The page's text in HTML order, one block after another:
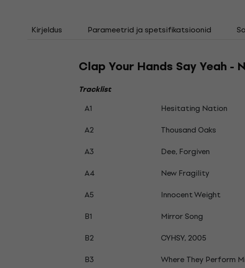
Kirjeldus Parameetrid ja spetsifikatsioonid
Clap Your Hands Say Yeah
Tracklist
A1
Hesitating Nation
A2
Thousand Oaks
A3
Dee, Forgiven
A4
New Fragility
A5
Innocent Weight
B1
Mirror Song
B2
CYHSY, 2005
B3
Where They Perform